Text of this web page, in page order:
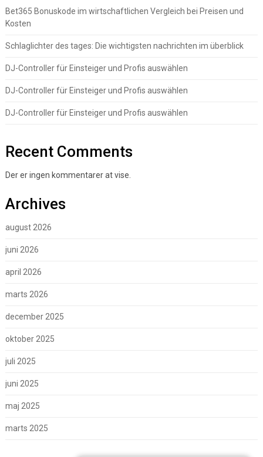
Bet365 Bonuskode im wirtschaftlichen Vergleich bei Preisen und
Kosten
Schlaglichter des tages: Die wichtigsten nachrichten im überblick
DJ-Controller für Einsteiger und Profis auswählen
DJ-Controller für Einsteiger und Profis auswählen
DJ-Controller für Einsteiger und Profis auswählen
Recent Comments
Der er ingen kommentarer at vise.
Archives
august 2026
juni 2026
april 2026
marts 2026
december 2025
oktober 2025
juli 2025
juni 2025
maj 2025
marts 2025